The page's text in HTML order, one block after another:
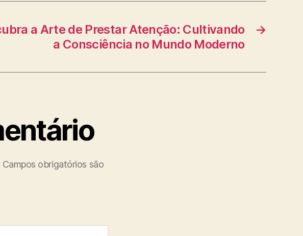
→
a Arte de Prestar Atenção: Cultivando
a Consciência no Mundo Moderno
Campos obrigatórios são